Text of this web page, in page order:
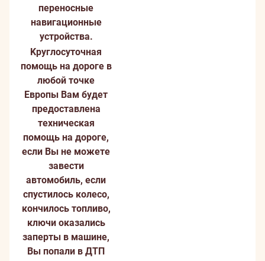
переносные
навигационные
устройства.
Kруглосуточная
помощь на дороге в
любой точке
Европы Вам будет
предоставлена
техническая
помощь на дороге,
если Вы не можете
завести
автомобиль, если
спустилось колесо,
кончилось топливо,
ключи оказались
заперты в машине,
Вы попали в ДТП